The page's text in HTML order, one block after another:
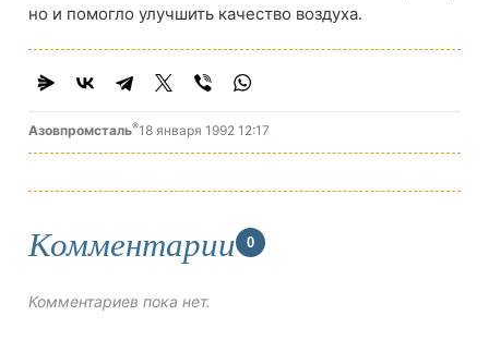
но и помогло улучшить качество воздуха.
Азовпромсталь®18 января 1992 12:17
Комментарии 0
Комментариев пока нет.